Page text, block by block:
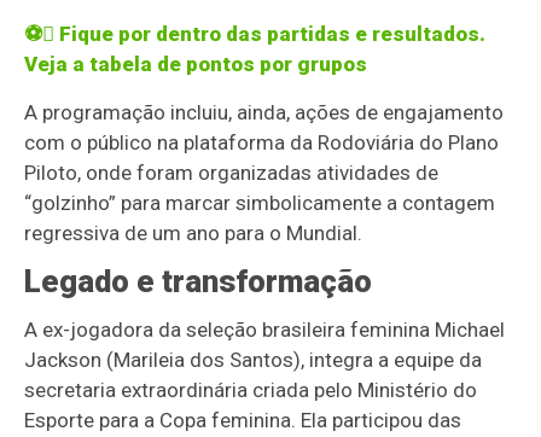
⚽ Fique por dentro das partidas e resultados.
Veja a tabela de pontos por grupos
A programação incluiu, ainda, ações de engajamento
com o público na plataforma da Rodoviária do Plano
Piloto, onde foram organizadas atividades de
“golzinho” para marcar simbolicamente a contagem
regressiva de um ano para o Mundial.
Legado e transformação
A ex-jogadora da seleção brasileira feminina Michael
Jackson (Marileia dos Santos), integra a equipe da
secretaria extraordinária criada pelo Ministério do
Esporte para a Copa feminina. Ela participou das